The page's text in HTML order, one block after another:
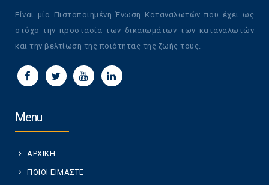
Είναι μία Πιστοποιημένη Ένωση Καταναλωτών που έχει ως
στόχο την προστασία των δικαιωμάτων των καταναλωτών
και την βελτίωση της ποιότητας της ζωής τους.
Menu
ΑΡΧΙΚΗ
ΠΟΙΟΙ ΕΙΜΑΣΤΕ